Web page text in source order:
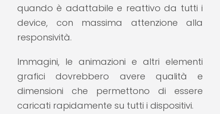
quando è adattabile e reattivo da tutti i
device, con massima attenzione alla
responsività.
Immagini, le animazioni e altri elementi
grafici dovrebbero avere qualità e
dimensioni che permettono di essere
caricati rapidamente su tutti i dispositivi.